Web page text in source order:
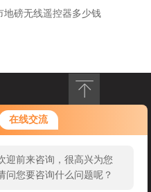
在线交流
迎前来咨询，很高兴为您
问您要咨询什么问题呢？
地磅无线遥控器多少钱